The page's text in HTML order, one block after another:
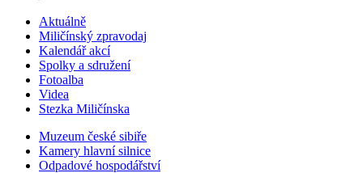
Aktuálně
Miličínský zpravodaj
Kalendář akcí
Spolky a sdružení
Fotoalba
Videa
Stezka Miličínska
Muzeum české sibiře
Kamery hlavní silnice
Odpadové hospodářství